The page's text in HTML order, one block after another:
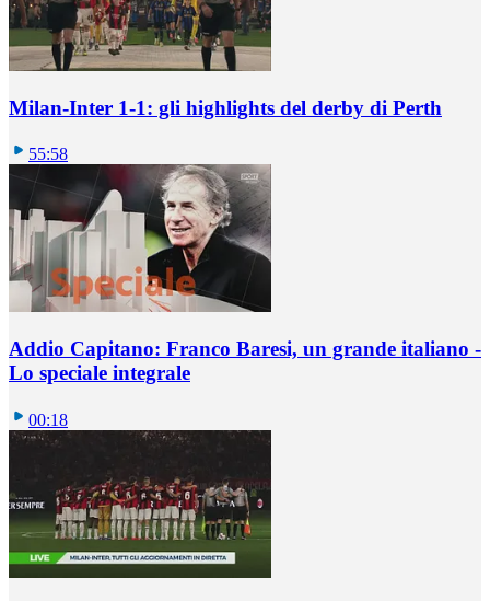
Milan-Inter 1-1: gli highlights del derby di Perth
55:58
Addio Capitano: Franco Baresi, un grande italiano -
Lo speciale integrale
00:18